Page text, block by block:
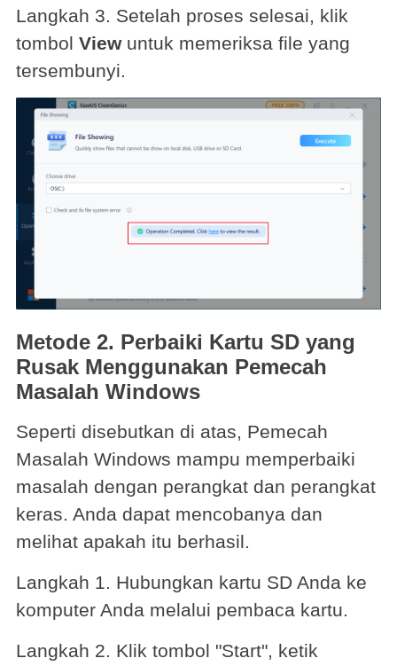
Langkah 3. Setelah proses selesai, klik
tombol Viewuntuk memeriksa file yang
tersembunyi.
Metode 2. Perbaiki Kartu SD yang
Rusak Menggunakan Pemecah
Masalah Windows
Seperti disebutkan di atas, Pemecah
Masalah Windows mampu memperbaiki
masalah dengan perangkat dan perangkat
keras. Anda dapat mencobanya dan
melihat apakah itu berhasil.
Langkah 1. Hubungkan kartu SD Anda ke
komputer Anda melalui pembaca kartu.
Langkah 2. Klik tombol "Start", ketik